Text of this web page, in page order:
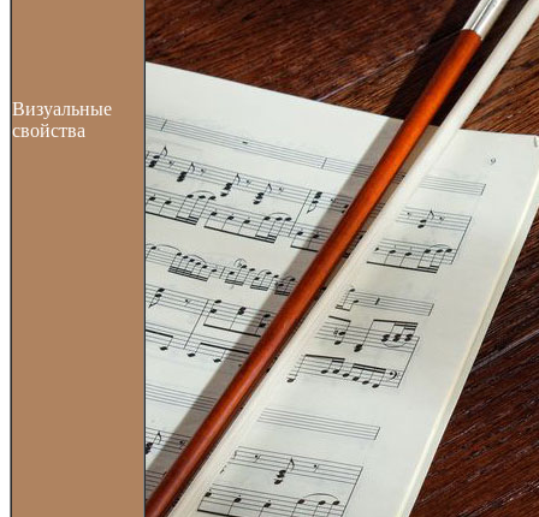
Визуальные
свойства